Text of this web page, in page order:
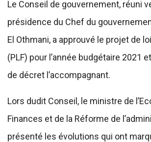
Le Conseil de gouvernement, réuni
présidence du Chef du
El Othmani, a approuvé le projet de
(PLF) pour l’année budgétaire 2021
de décret l’accompagnant.
Lors dudit Conseil, le ministre de
Finances et de la Réforme de
présenté les évolutions qui ont